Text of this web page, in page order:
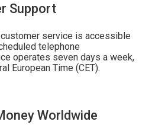
Support
customer service is accessible
telephone
operates seven days a week,
European Time (CET).
Worldwide